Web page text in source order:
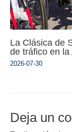
La Clásica de
de tráfico en
2026-07-30
Deja un